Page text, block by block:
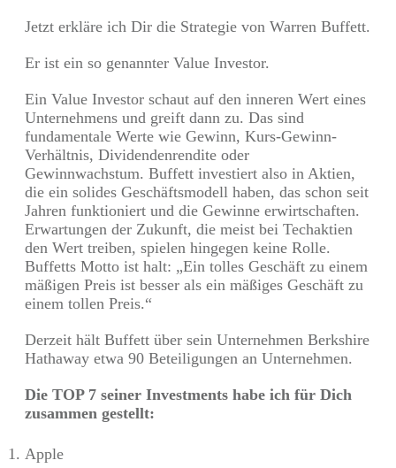
Jetzt erkläre ich Dir die Strategie von Warren Buffett.
Er ist ein so genannter Value Investor.
Ein Value Investor schaut auf den inneren Wert eines
Unternehmens und greift dann zu. Das sind
fundamentale Werte wie Gewinn, Kurs-Gewinn-
Verhältnis, Dividendenrendite oder
Gewinnwachstum. Buffett investiert also in Aktien,
die ein solides Geschäftsmodell haben, das schon seit
Jahren funktioniert und die Gewinne erwirtschaften.
Erwartungen der Zukunft, die meist bei Techaktien
den Wert treiben, spielen hingegen keine Rolle.
Buffetts Motto ist halt: „Ein tolles Geschäft zu einem
mäßigen Preis ist besser als ein mäßiges Geschäft zu
einem tollen Preis.“
Derzeit hält Buffett über sein Unternehmen Berkshire
Hathaway etwa 90 Beteiligungen an Unternehmen.
Die TOP 7 seiner Investments habe ich für Dich
zusammen gestellt:
Apple